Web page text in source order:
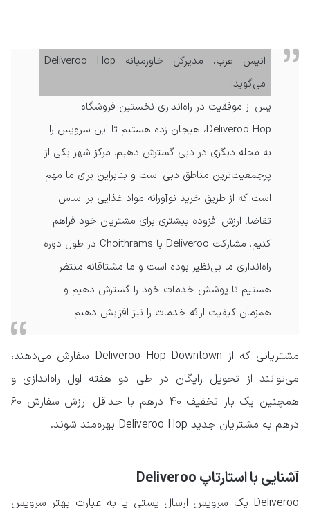
انیس عرب، مدیرکل خاورمیانه Deliveroo Hop
می‌گوید:
پس از موفقیت در راه‌اندازی نخستین فروشگاه
Deliveroo Hop، هیجان زده هستیم تا این سرویس را
به محله دیگری در دبی گسترش دهیم. مرکز شهر یکی از
پرجمعیت‌ترین مناطق دبی است و بنابراین برای ما مهم
است که از طریق خرید نوآورانه مواد غذایی بر اساس
تقاضا، ارزش افزوده بیشتری برای مشتریان خود فراهم
کنیم. مشارکت Deliveroo با Choithrams در طول دوره
راه‌اندازی ما بی‌نظیر بوده است و ما مشتاقانه منتظر
هستیم تا پوشش خدمات خود را گسترش دهیم و
همزمان کیفیت ارائه خدمات را نیز افزایش دهیم.
مشتریانی که از Deliveroo Hop Downtown سفارش می‌دهند،
می‌توانند از تحویل رایگان در طی دو هفته اول راه‌اندازی و
همچنین یک بار تخفیف ۴۰ درهم با حداقل ارزش سفارش ۶۰
درهم به مشتریان جدید Deliveroo Hop بهره‌مند شوند.
آشنایی با استارتاپ Deliveroo
Deliveroo یک سرویس ارسال پستی یا به عبارت بهتر سرویس